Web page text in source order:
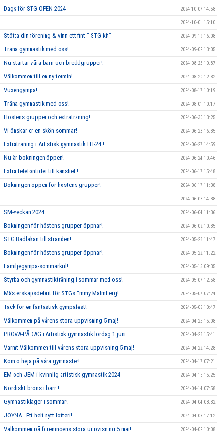
Dags för STG OPEN 2024 2024-10-07 14:58
2024-10-01 15:10
Stötta din förening & vinn ett fint " STG-kit" 2024-09-19 16:08
Träna gymnastik med oss! 2024-09-02 13:05
Nu startar våra barn och breddgrupper! 2024-08-26 10:37
Välkommen till en ny termin! 2024-08-20 12:32
Vuxengympa! 2024-08-17 10:19
Träna gymnastik med oss! 2024-08-01 10:17
Höstens grupper och extraträning! 2024-06-30 13:25
Vi önskar er en skön sommar! 2024-06-28 16:35
Extraträning i Artistisk gymnastik HT-24 ! 2024-06-27 14:59
Nu är bokningen öppen! 2024-06-24 10:46
Extra telefontider till kansliet ! 2024-06-17 15:48
Bokningen öppen för höstens grupper! 2024-06-17 11:38
2024-06-08 14:38
SM-veckan 2024 2024-06-04 11:36
Bokningen för höstens grupper öppnar! 2024-06-02 10:35
STG Badlakan till stranden! 2024-05-23 11:47
Bokningen för höstens grupper öppnar! 2024-05-22 11:22
Familjegympa-sommarkul! 2024-05-15 09:35
Styrka och gymnastikträning i sommar med oss! 2024-05-07 12:58
Mästerskapsdebut för STGs Emmy Malmberg! 2024-05-07 07:24
Tack för en fantastisk gympafest! 2024-05-06 10:47
Välkommen på vårens stora uppvisning 5 maj! 2024-04-25 15:08
PROVA-PÅ DAG i Artistisk gymnastik lördag 1 juni 2024-04-23 15:41
Varmt Välkommen till vårens stora uppvisning 5 maj! 2024-04-22 14:28
Kom o heja på våra gymnaster! 2024-04-17 07:21
EM och JEM i kvinnlig artistisk gymnastik 2024 2024-04-16 15:25
Nordiskt brons i barr ! 2024-04-14 07:58
Gymnastikläger i sommar! 2024-04-04 08:32
JOYNA - Ett helt nytt lotteri! 2024-04-03 17:12
Välkommen på föreningens stora uppvisning 5 maj! 2024-04-02 10:08